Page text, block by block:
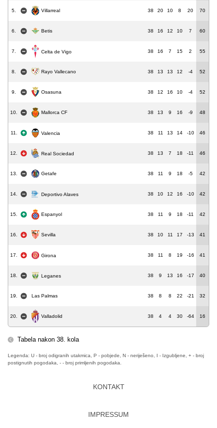
5. Villarreal 38 20 10 8 20 70
6. Betis 38 16 12 10 7 60
7. Celta de Vigo 38 16 7 15 2 55
8. Rayo Vallecano 38 13 13 12 -4 52
9. Osasuna 38 12 16 10 -4 52
10. Mallorca CF 38 13 9 16 -9 48
11. Valencia 38 11 13 14 -10 46
12. Real Sociedad 38 13 7 18 -11 46
13. Getafe 38 11 9 18 -5 42
14. Deportivo Alaves 38 10 12 16 -10 42
15. Espanyol 38 11 9 18 -11 42
16. Sevilla 38 10 11 17 -13 41
17. Girona 38 11 8 19 -16 41
18. Leganes 38 9 13 16 -17 40
19. Las Palmas 38 8 8 22 -21 32
20. Valladolid 38 4 4 30 -64 16
Tabela nakon 38. kola
Legenda: U - broj odigranih utakmica, P - pobjede, N - neriješeno, I - Izgubljene, + - broj
postignutih pogodaka, - - broj primljenih pogodaka.
KONTAKT
IMPRESSUM